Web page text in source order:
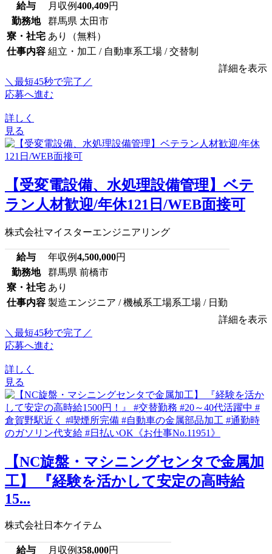
給与 月収例400,409円
勤務地
群馬県 太田市
寮・社宅 あり（無料）
仕事内容 組立・加工 / 自動車系工場 / 交替制
詳細を表示
＼最短45秒で完了／
応募へ進む
詳しく
見る
【受変電設備、水処理設備管理】ベテ
ラン人材歓迎/年休121日/WEB面接可
株式会社マイスターエンジニアリング
給与 年収例4,500,000円
勤務地
群馬県 前橋市
寮・社宅 あり
仕事内容 製造エンジニア / 機械系工場系工場 / 日勤
詳細を表示
＼最短45秒で完了／
応募へ進む
詳しく
見る
【NC旋盤・マシニングセンタで金属加
工】 『経験を活かして安定の高時給
15...
株式会社日本ケイテム
給与 月収例358,000円